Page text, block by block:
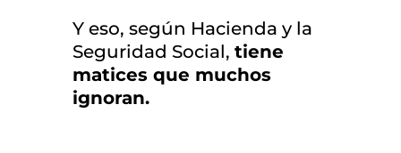
Y eso, según Hacienda y la
Seguridad Social, tiene
matices que muchos
ignoran.